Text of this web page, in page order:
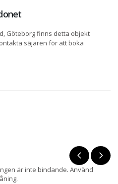
Göteborg finns detta objekt
säjaren för att boka
är inte bindande. Använd